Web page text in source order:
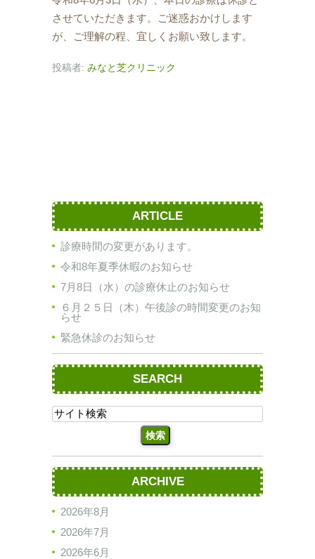
させていただきます。ご迷惑おかけします
が、ご理解の程、宜しくお願い致します。
投稿者: みなと芝クリニック
ARTICLE
診療時間の変更があります。
令和8年夏季休暇のお知らせ
7月8日（水）の診療休止のお知らせ
６月２５日（木）午後診の時間変更のお知
らせ
緊急休診のお知らせ
SEARCH
ARCHIVE
2026年8月
2026年7月
2026年6月